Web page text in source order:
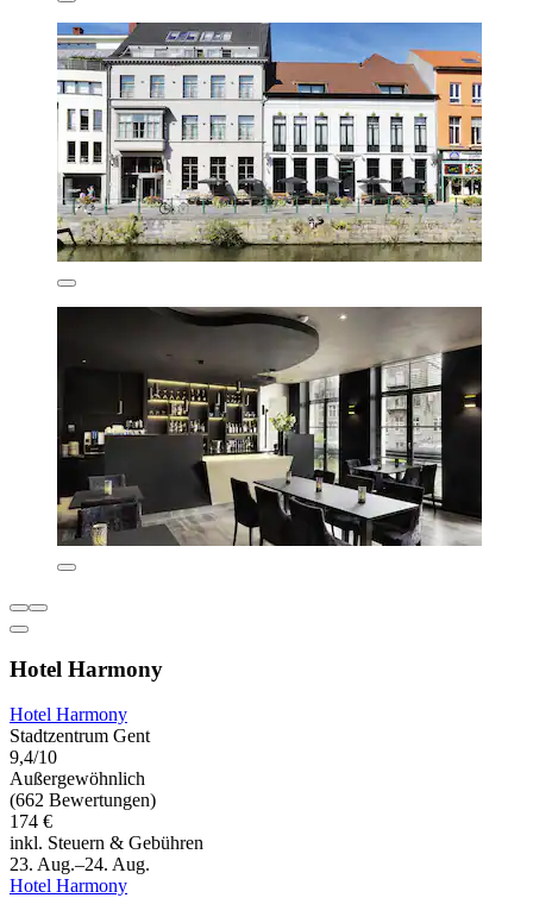
Hotel Harmony
Hotel Harmony
Stadtzentrum Gent
9,4/10
Außergewöhnlich
(662 Bewertungen)
174 €
inkl. Steuern & Gebühren
23. Aug.–24. Aug.
Hotel Harmony